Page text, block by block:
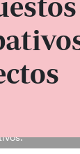
los proyectos